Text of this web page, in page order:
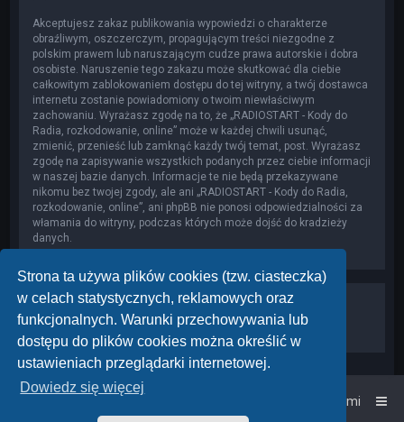
Strona ta używa plików cookies (tzw. ciasteczka)
w celach statystycznych, reklamowych oraz
funkcjonalnych. Warunki przechowywania lub
dostępu do plików cookies można określić w
ustawieniach przeglądarki internetowej.
Dowiedz się więcej
Akceptujesz zakaz publikowania wypowiedzi o charakterze
obraźliwym, oszczerczym, propagującym treści niezgodne z
polskim prawem lub naruszającym cudze prawa autorskie i dobra
osobiste. Naruszenie tego zakazu może skutkować dla ciebie
całkowitym zablokowaniem dostępu do tej witryny, a twój dostawca
internetu zostanie powiadomiony o twoim niewłaściwym
zachowaniu. Wyrażasz zgodę na to, że „RADIOSTART - Kody do
Radia, rozkodowanie, online” może w każdej chwili usunąć,
zmienić, przenieść lub zamknąć każdy twój temat, post. Wyrażasz
zgodę na zapisywanie wszystkich podanych przez ciebie informacji
w naszej bazie danych. Informacje te nie będą przekazywane
nikomu bez twojej zgody, ale ani „RADIOSTART - Kody do Radia,
rozkodowanie, online”, ani phpBB nie ponosi odpowiedzialności za
włamania do witryny, podczas których może dojść do kradzieży
danych.
Strona główna Kontakt z nami